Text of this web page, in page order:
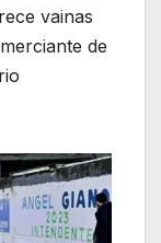
vainas
de